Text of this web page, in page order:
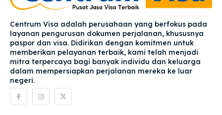
Centrum Visa adalah perusahaan yang berfokus pada
layanan pengurusan dokumen perjalanan, khususnya
paspor dan visa. Didirikan dengan komitmen untuk
memberikan pelayanan terbaik, kami telah menjadi
mitra terpercaya bagi banyak individu dan keluarga
dalam mempersiapkan perjalanan mereka ke luar
negeri.